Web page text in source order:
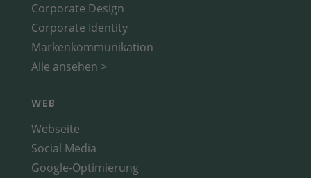
Corporate Design
Corporate Identity
Markenkommunikation
Alle ansehen >
WEB
Webseite
Social Media
Google-Optimierung